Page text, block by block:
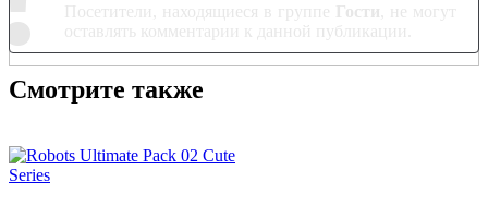
Посетители, находящиеся в группе Гости , не могут
оставлять комментарии к данной публикации.
Смотрите также